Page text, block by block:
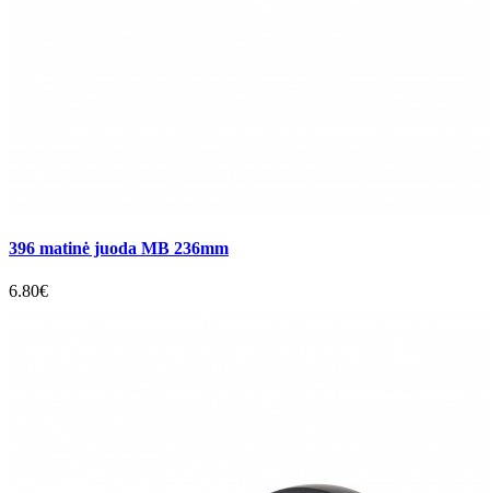
396 matinė juoda MB 236mm
6.80€